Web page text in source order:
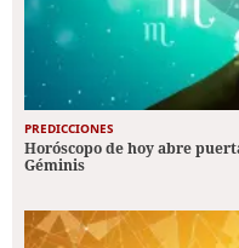
PREDICCIONES
Horóscopo de hoy abre
Géminis